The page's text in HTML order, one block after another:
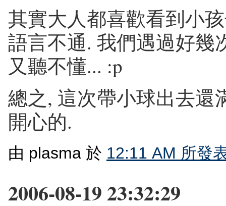
其實大人都喜歡看到小
語言不通. 我們遇過好幾
又聽不懂... :p
總之, 這次帶小球出去還
開心的.
由 plasma 於 12:11 AM 所發
2006-08-19 23:32:29